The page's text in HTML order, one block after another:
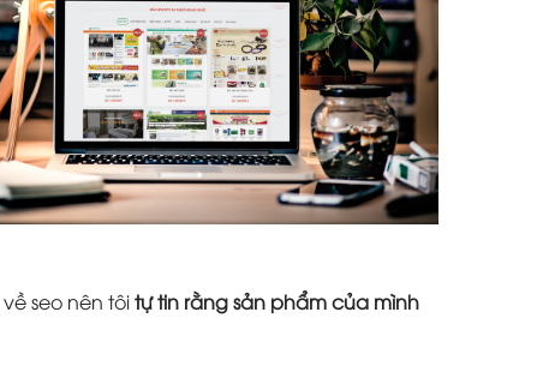
về seo nên tôitự tin rằng sản phẩm của mình